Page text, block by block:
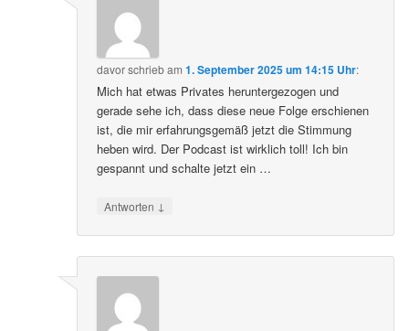
davorschriebam1. September 2025 um 14:15 Uhr:
Mich hat etwas Privates heruntergezogen und
gerade sehe ich, dass diese neue Folge erschienen
ist, die mir erfahrungsgemäß jetzt die Stimmung
heben wird. Der Podcast ist wirklich toll! Ich bin
gespannt und schalte jetzt ein …
Antworten ↓